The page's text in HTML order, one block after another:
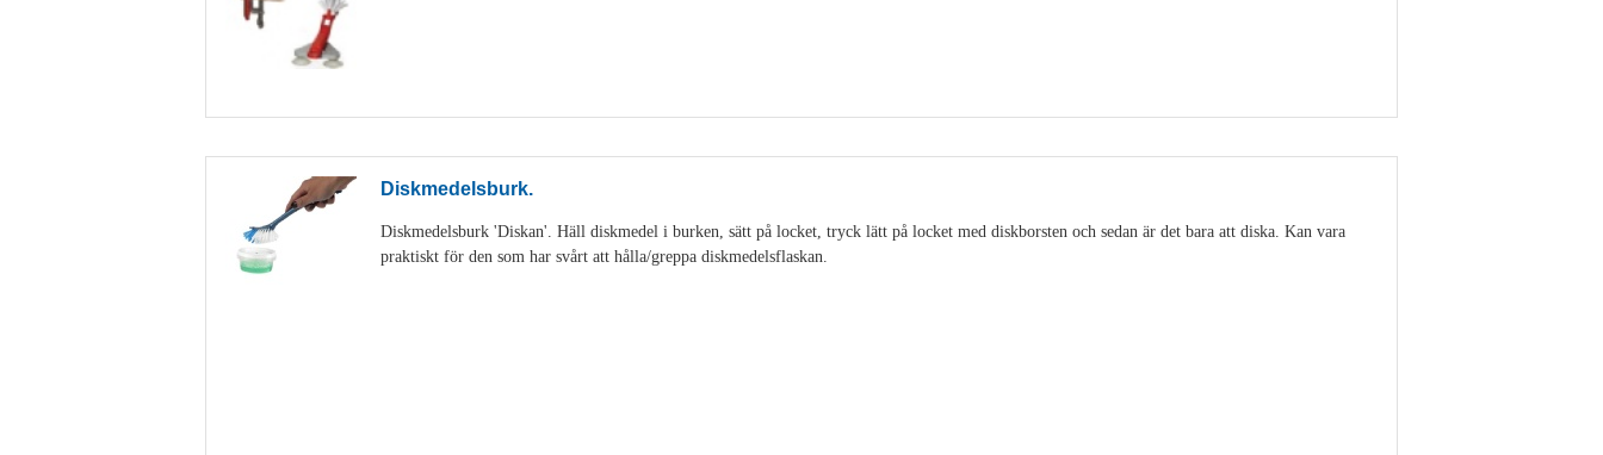
Diskmedelsburk.
Diskmedelsburk 'Diskan'. Häll diskmedel i burken, sätt på locket, tryck lätt på locket med diskborsten och sedan är det bara att diska. Kan vara
praktiskt för den som har svårt att hålla/greppa diskmedelsflaskan.